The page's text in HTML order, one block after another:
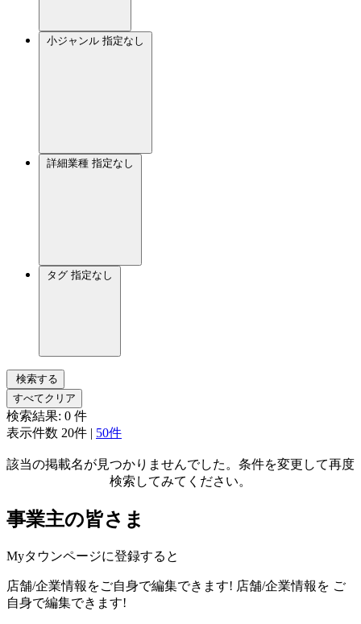
小ジャンル 指定なし
詳細業種 指定なし
タグ 指定なし
検索する
すべてクリア
検索結果: 0 件
表示件数 20件 | 50件
該当の掲載名が見つかりませんでした。条件を変更して再度
検索してみてください。
事業主の皆さま
Myタウンページに登録すると
店舗/企業情報をご自身で編集できます! 店舗/企業情報を ご
自身で編集できます!